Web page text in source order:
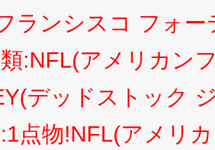
ランシスコ フォ
:NFL(アメリカン
デッドストック
点物!NFL(アメリ